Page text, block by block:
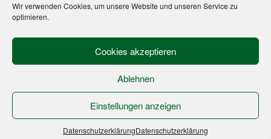
Wir verwenden Cookies, um unsere Website und unseren Service zu
optimieren.
Cookies akzeptieren
Ablehnen
Einstellungen anzeigen
DatenschutzerklärungDatenschutzerklärung
1 2 3 4 ... 26 27 28 →
Angebote Karte
Gruppenreise-Portal.com
Copyright SALES GUIDE SACHSEN © 2018. All
Rights Reserved |Impressum|AGB|Datenschutz